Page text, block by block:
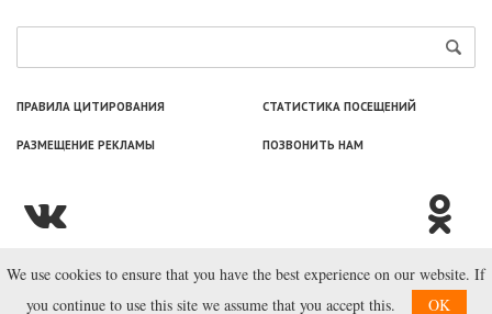
ПРАВИЛА ЦИТИРОВАНИЯ СТАТИСТИКА ПОСЕЩЕНИЙ
РАЗМЕЩЕНИЕ РЕКЛАМЫ ПОЗВОНИТЬ НАМ
© ООО «Лаборатория Новоcтей», 2003—2026.
We use cookies to ensure that you have the best experience on our website. If
you continue to use this site we assume that you accept this.
OK